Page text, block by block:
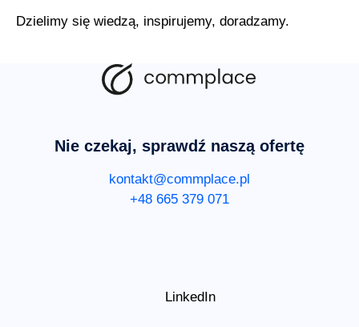
Dzielimy się wiedzą, inspirujemy, doradzamy.
Nie czekaj, sprawdź naszą ofertę
kontakt@commplace.pl
+48 665 379 071
LinkedIn